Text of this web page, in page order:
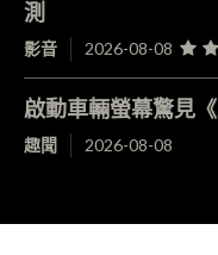
測
影音 2026-08-08
啟動車輛螢幕驚見
趣聞 2026-08-08